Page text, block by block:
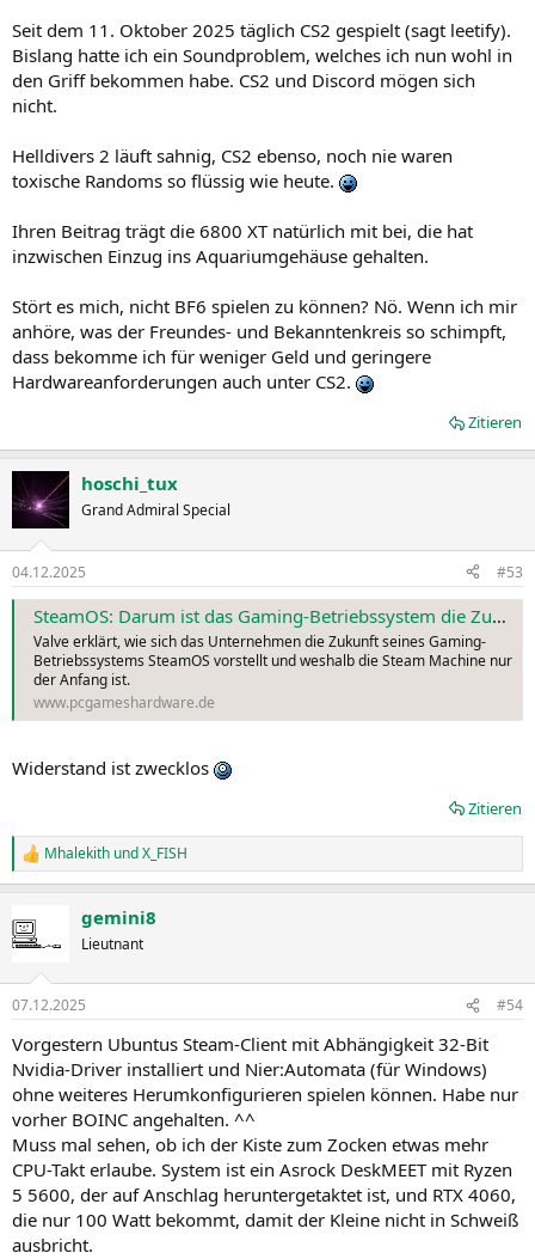
Seit dem 11. Oktober 2025 täglich CS2 gespielt (sagt leetify).
Bislang hatte ich ein Soundproblem, welches ich nun wohl in
den Griff bekommen habe. CS2 und Discord mögen sich
nicht.
Helldivers 2 läuft sahnig, CS2 ebenso, noch nie waren
toxische Randoms so flüssig wie heute.
Ihren Beitrag trägt die 6800 XT natürlich mit bei, die hat
inzwischen Einzug ins Aquariumgehäuse gehalten.
Stört es mich, nicht BF6 spielen zu können? Nö. Wenn ich mir
anhöre, was der Freundes- und Bekanntenkreis so schimpft,
dass bekomme ich für weniger Geld und geringere
Hardwareanforderungen auch unter CS2.
Zitieren
hoschi_tux
Grand Admiral Special
04.12.2025 #53
SteamOS: Darum ist das Gaming-Betriebssystem die Zukunft
Valve erklärt, wie sich das Unternehmen die Zukunft seines Gaming-
Betriebssystems SteamOS vorstellt und weshalb die Steam Machine nur
der Anfang ist.
www.pcgameshardware.de
Widerstand ist zwecklos
Zitieren
R
e
k
t
e
:
Mhalekith undX_FISH
gemini8
Lieutnant
07.12.2025 #54
Vorgestern Ubuntus Steam-Client mit Abhängigkeit 32-Bit
Nvidia-Driver installiert und Nier:Automata (für Windows)
ohne weiteres Herumkonfigurieren spielen können. Habe nur
vorher BOINC angehalten. ^^
Muss mal sehen, ob ich der Kiste zum Zocken etwas mehr
CPU-Takt erlaube. System ist ein Asrock DeskMEET mit Ryzen
5 5600, der auf Anschlag heruntergetaktet ist, und RTX 4060,
die nur 100 Watt bekommt, damit der Kleine nicht in Schweiß
ausbricht.